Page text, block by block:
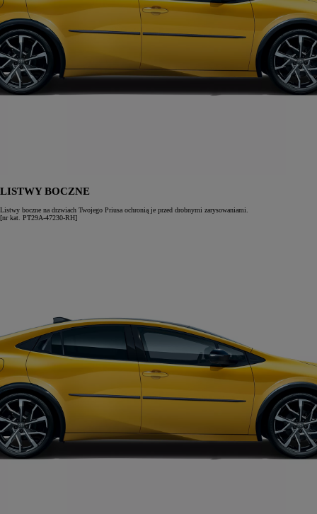
LISTWY BOCZNE
Listwy boczne na drzwiach Twojego Priusa ochronią je przed drobnymi zarysowaniami.
[nr kat. PT29A-47230-RH]